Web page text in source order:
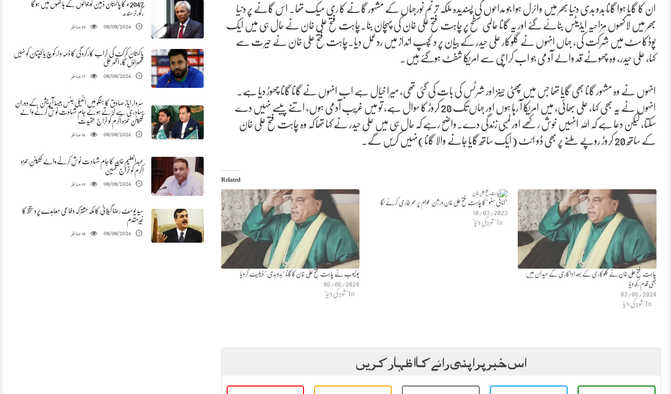
2047ء کا پاکستان ذہین نوجوانوں کے ہاتھوں میں ہوگا
،گورنرسندھ
08/08/2026
19مناظر
پاکستان کرکٹ کی خراب کارکردگی کا ذمہ دار کوچ یا کپتان کو نہیں
ٹھہراؤں گا، اظہر علی
08/08/2026
17مناظر
سردار ایاز صادق کا ہنگو میں انٹیلی جنس بیسڈ آپریشن کے دوران
بہادری سے لڑتے ہوئے جامِ شہادت نوش کرنے والے
کیپٹن حمزہ اکرم کو خراجِ عقیدت
08/08/2026
16مناظر
عبدالعلیم خان کا جام شہادت نوش کرنے والے کیپٹن حمزہ
اکرم کو خراج تحسین
08/08/2026
19مناظر
سید یوسف رضا گیلانی کا مکہ مشترکہ دفاعی معاہدے پر دستخط کا
خیرمقدم
08/08/2026
18مناظر
ان کا گایا ہوا گانا بدو بدی دنیا بھر میں وائرل ہوا جو مداحوں کی پسندیدہ ملکہ ترنم نورجہاں کے مشہور گانے کا ری میک تھا۔ اس گانے پر دنیا
بھر میں لاکھوں مزاحیہ ایڈیٹس بنائے گئے اور یہ گانا عالمی سطح پر چاہت فتح علی خان کی پہچان بنا۔چاہت فتح علی خان نے حال ہی میں ایک
پوڈکاسٹ میں شرکت کی، جہاں انہوں نے گلوکار علی حیدر کے بیان پر دلچسپ انداز میں ردعمل دیا۔چاہت فتح علی خان نے حیرت سے
کہا، علی حیدر، وہ چھوٹے قد والے آدمی جو اب کراچی سے امریکا شفٹ ہوگئے ہیں.
انہوں نے وہ مشہور گانا بھی گایا تھا جس میں پھٹی جینز اور شرٹس کی بات کی گئی تھی، میرا خیال ہے اب انہوں نے گانا گانا چھوڑ دیا ہے۔
انہوں نے یہ بھی کہا، علی بھائی، میں امریکا آ رہا ہوں اور جہاں تک 20 کروڑ کا سوال ہے، تو میں غریب آدمی ہوں، اتنے پیسے نہیں دے
سکتا، لیکن دعا ہے کہ اللہ انہیں خوش رکھے اور لمبی زندگی دے۔واضح رہے کہ حال ہی میں علی حیدر نے کہا تھا کہ وہ چاہت فتح علی خان
کے ساتھ 20 کروڑ روپے ملنے پر بھی ڈو ائٹ (ایک ساتھ گایا جانے والا گانا)نہیں کریں گے۔
Related
یوٹیوب نے چاہت فتح علی خان کا گانا ‘بدو بدی’ ڈیلیٹ کردیا
06/06/2024
In "شوبز کی دنیا"
‘کہانی سنو’ کا چاہت فتح علی خان ورژن عوام پر سحر طاری کرنے لگا
10/03/2023
In "شوبز کی دنیا"
چاہت فتح علی خان نے گلوکاری کے بعد اداکاری کے میدان میں
بھی قدم رکھ دیا
03/06/2024
In "شوبز کی دنیا"
اس خبر پر اپنی رائے کا اظہار کریں